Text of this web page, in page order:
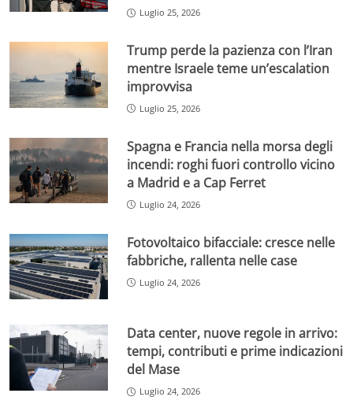
Luglio 25, 2026
Trump perde la pazienza con l’Iran
mentre Israele teme un’escalation
improvvisa
Luglio 25, 2026
Spagna e Francia nella morsa degli
incendi: roghi fuori controllo vicino
a Madrid e a Cap Ferret
Luglio 24, 2026
Fotovoltaico bifacciale: cresce nelle
fabbriche, rallenta nelle case
Luglio 24, 2026
Data center, nuove regole in arrivo:
tempi, contributi e prime indicazioni
del Mase
Luglio 24, 2026